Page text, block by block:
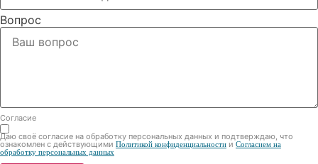
Вопрос
Согласие
Даю своё согласие на обработку персональных данных и подтверждаю, что
ознакомлен с действующими Политикой конфиденциальности и Согласием на
обработку персональных данных